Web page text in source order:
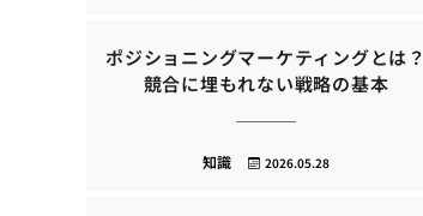
ポジショニングマーケティングとは？
競合に埋もれない戦略の基本
2026.05.28
知識